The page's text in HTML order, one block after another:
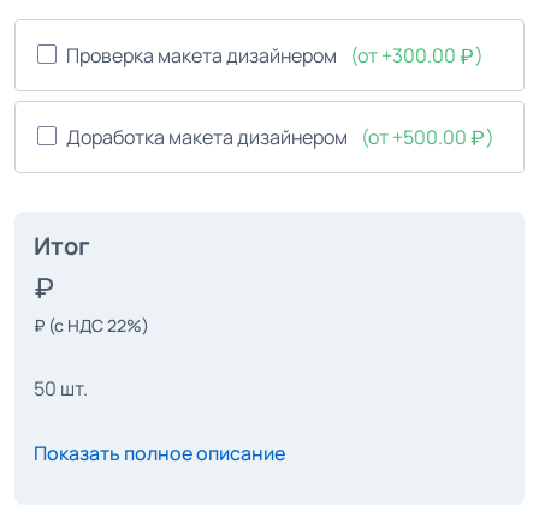
Проверка макета дизайнером (от +300.00 )
Доработка макета дизайнером (от +500.00 )
Итог
₽ (с НДС 22%)
50 шт.
Показать полное описание